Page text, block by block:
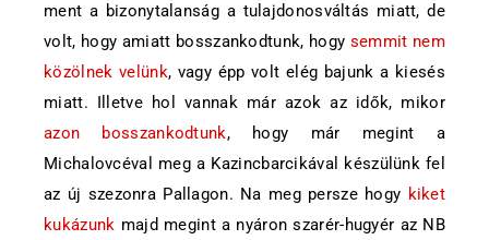
ment a bizonytalanság a tulajdonosváltás miatt, de
volt, hogy amiatt bosszankodtunk, hogy semmit nem
közölnek velünk, vagy épp volt elég bajunk a kiesés
miatt. Illetve hol vannak már azok az idők, mikor
azon bosszankodtunk, hogy már megint a
Michalovcéval meg a Kazincbarcikával készülünk fel
az új szezonra Pallagon. Na meg persze hogy kiket
kukázunk majd megint a nyáron szarér-hugyér az NB